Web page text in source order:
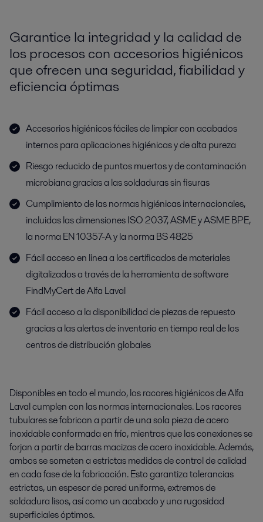
Garantice la integridad y la calidad de
los procesos con accesorios higiénicos
que ofrecen una seguridad, fiabilidad y
eficiencia óptimas
Accesorios higiénicos fáciles de limpiar con acabados
internos para aplicaciones higiénicas y de alta pureza
Riesgo reducido de puntos muertos y de contaminación
microbiana gracias a las soldaduras sin fisuras
Cumplimiento de las normas higiénicas internacionales,
incluidas las dimensiones ISO 2037, ASME y ASME BPE,
la norma EN 10357-A y la norma BS 4825
Fácil acceso en línea a los certificados de materiales
digitalizados a través de la herramienta de software
FindMyCert de Alfa Laval
Fácil acceso a la disponibilidad de piezas de repuesto
gracias a las alertas de inventario en tiempo real de los
centros de distribución globales
Disponibles en todo el mundo, los racores higiénicos de Alfa
Laval cumplen con las normas internacionales. Los racores
tubulares se fabrican a partir de una sola pieza de acero
inoxidable conformada en frío, mientras que las conexiones se
forjan a partir de barras macizas de acero inoxidable. Además,
ambos se someten a estrictas medidas de control de calidad
en cada fase de la fabricación. Esto garantiza tolerancias
estrictas, un espesor de pared uniforme, extremos de
soldadura lisos, así como un acabado y una rugosidad
superficiales óptimos.